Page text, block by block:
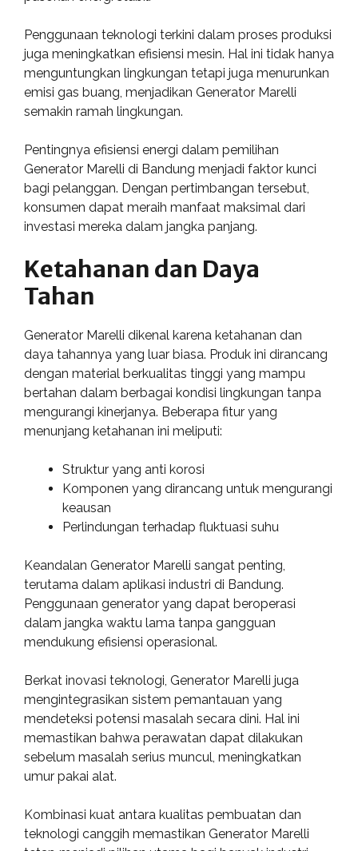
Penggunaan teknologi terkini dalam proses produksi
juga meningkatkan efisiensi mesin. Hal ini tidak hanya
menguntungkan lingkungan tetapi juga menurunkan
emisi gas buang, menjadikan Generator Marelli
semakin ramah lingkungan.
Pentingnya efisiensi energi dalam pemilihan
Generator Marelli di Bandung menjadi faktor kunci
bagi pelanggan. Dengan pertimbangan tersebut,
konsumen dapat meraih manfaat maksimal dari
investasi mereka dalam jangka panjang.
Ketahanan dan Daya
Tahan
Generator Marelli dikenal karena ketahanan dan
daya tahannya yang luar biasa. Produk ini dirancang
dengan material berkualitas tinggi yang mampu
bertahan dalam berbagai kondisi lingkungan tanpa
mengurangi kinerjanya. Beberapa fitur yang
menunjang ketahanan ini meliputi:
Struktur yang anti korosi
Komponen yang dirancang untuk mengurangi
keausan
Perlindungan terhadap fluktuasi suhu
Keandalan Generator Marelli sangat penting,
terutama dalam aplikasi industri di Bandung.
Penggunaan generator yang dapat beroperasi
dalam jangka waktu lama tanpa gangguan
mendukung efisiensi operasional.
Berkat inovasi teknologi, Generator Marelli juga
mengintegrasikan sistem pemantauan yang
mendeteksi potensi masalah secara dini. Hal ini
memastikan bahwa perawatan dapat dilakukan
sebelum masalah serius muncul, meningkatkan
umur pakai alat.
Kombinasi kuat antara kualitas pembuatan dan
teknologi canggih memastikan Generator Marelli